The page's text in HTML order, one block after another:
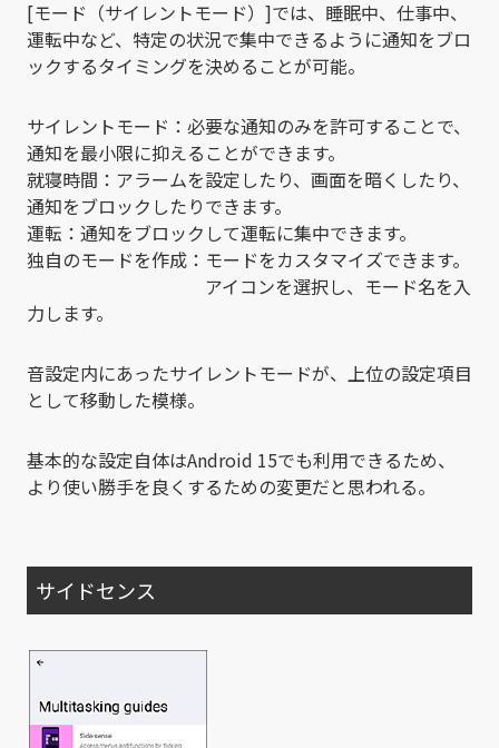
[モード（サイレントモード）]では、睡眠中、仕事中、
運転中など、特定の状況で集中できるように通知をブロ
ックするタイミングを決めることが可能。
サイレントモード：必要な通知のみを許可することで、
通知を最小限に抑えることができます。
就寝時間：アラームを設定したり、画面を暗くしたり、
通知をブロックしたりできます。
運転：通知をブロックして運転に集中できます。
独自のモードを作成：モードをカスタマイズできます。
アイコンを選択し、モード名を入
力します。
音設定内にあったサイレントモードが、上位の設定項目
として移動した模様。
基本的な設定自体はAndroid 15でも利用できるため、
より使い勝手を良くするための変更だと思われる。
サイドセンス